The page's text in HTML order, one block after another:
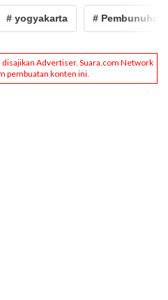
# yogyakarta # Pembunuhan